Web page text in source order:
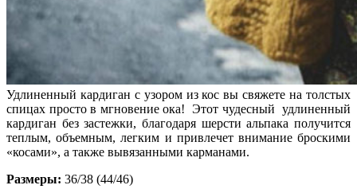
Удлиненный кардиган с узором из кос вы свяжете на толстых
спицах просто в мгновение ока! Этот чудесный удлиненный
кардиган без застежки, благодаря шерсти альпака получится
теплым, объемным, легким и привлечет внимание броскими
«косами», а также вывязанными карманами.
Размеры: 36/38 (44/46)